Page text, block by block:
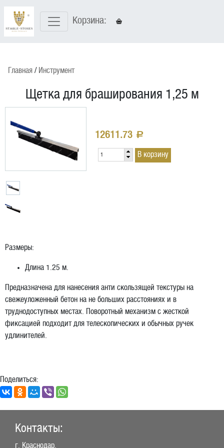
Корзина:
Главная Инструмент
Щетка для браширования 1,25 м
12611.73 a
Размеры:
Длина 1.25 м.
Предназначена для нанесения анти скользящей текстуры на
свежеуложенный бетон на не больших расстояниях и в
труднодоступных местах. Поворотный механизм с жесткой
фиксацией подходит для телескопических и обычных ручек
удлинителей.
Поделиться:
Контакты:
г. Краснодар,